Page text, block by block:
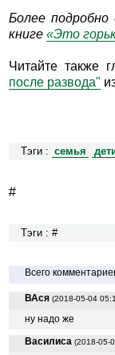
Более
книге «Это
Читайте также
после развода"
Тэги : семья
#
Тэги : #
Всего
ВАся (2018-05-04
ну надо же
Василиса (2018-05-